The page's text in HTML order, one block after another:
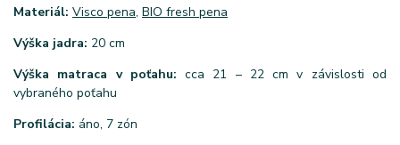
Materiál: Visco pena, BIO fresh pena
Výška jadra: 20 cm
Výška matraca v poťahu: cca 21 – 22 cm v závislosti od
vybraného poťahu
Profilácia: áno, 7 zón